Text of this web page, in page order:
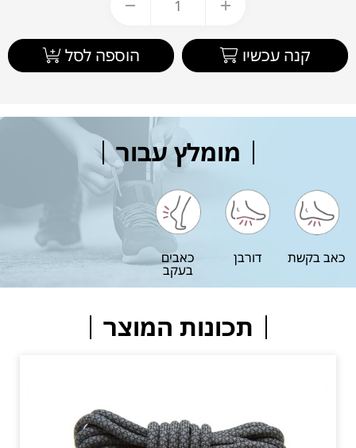
קנה עכשיו הוספה לסל
מומלץ עבור
כאב בקשת דורבן כאבים
בעקב
תכונות המוצר